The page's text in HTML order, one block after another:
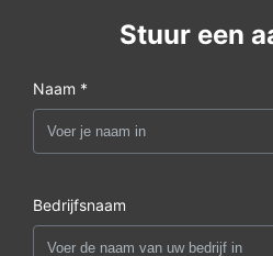
Stuur een
Naam *
Bedrijfsnaam